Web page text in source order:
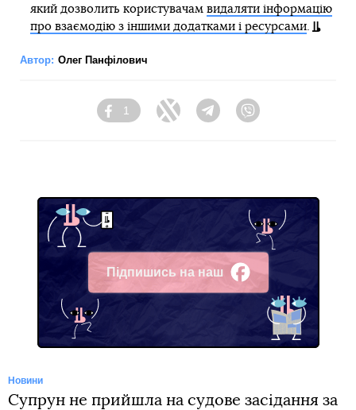
який дозволить користувачам видаляти інформацію
про взаємодію з іншими додатками і ресурсами.
Автор: Олег Панфілович
Facebook
1
Twitter Telegram
Підпишись на наш
Facebook
Новини
Супрун не прийшла на судове засідання за